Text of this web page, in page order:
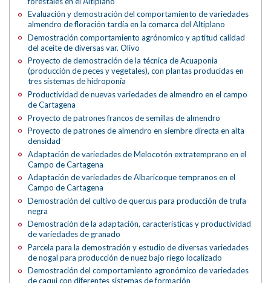
Evaluación y demostración del comportamiento de variedades
almendro de floración tardía en la comarca del Altiplano
Demostración comportamiento agrónomico y aptitud calidad
del aceite de diversas var. Olivo
Proyecto de demostración de la técnica de Acuaponia
(producción de peces y vegetales), con plantas producidas en
tres sistemas de hidroponía
Productividad de nuevas variedades de almendro en el campo
de Cartagena
Proyecto de patrones francos de semillas de almendro
Proyecto de patrones de almendro en siembre directa en alta
densidad
Adaptación de variedades de Melocotón extratemprano en el
Campo de Cartagena
Adaptación de variedades de Albaricoque tempranos en el
Campo de Cartagena
Demostración del cultivo de quercus para producción de trufa
negra
Demostración de la adaptación, características y productividad
de variedades de granado
Parcela para la demostración y estudio de diversas variedades
de nogal para producción de nuez bajo riego localizado
Demostración del comportamiento agronómico de variedades
de caqui con diferentes sistemas de formación